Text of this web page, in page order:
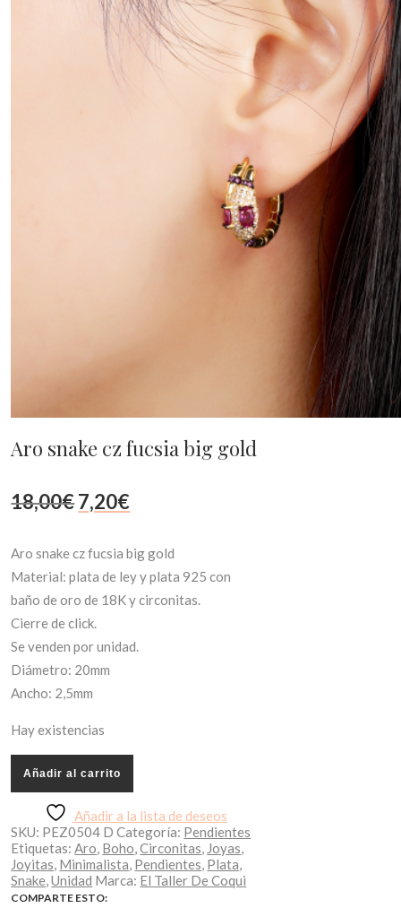
Aro snake cz fucsia big gold
18,00€El
original
era:
18,00€.
7,20€El
actual
7,20€.
Aro snake cz fucsia big gold
Material: plata de ley y plata 925 con
baño de oro de 18K y circonitas.
Cierre de click.
Se venden por unidad.
Diámetro: 20mm
Ancho: 2,5mm
Hay existencias
Añadir al carrito
Añadir a la lista de deseos
SKU: PEZ0504 D Categoría: Pendientes
Etiquetas:Aro, Boho,Circonitas, Joyas,
Joyitas, Minimalista, Pendientes, Plata,
Snake,Unidad Marca: El Taller De Coqui
COMPARTE ESTO: